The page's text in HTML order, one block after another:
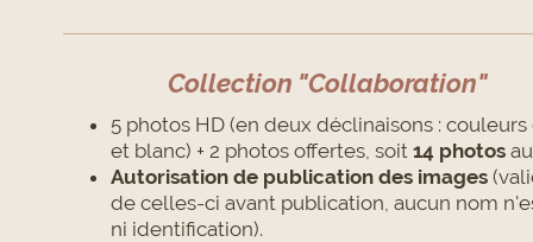
Collection "Collaboration"
5 photos HD (en deux déclinaisons : couleurs
et blanc) + 2 photos offertes, soit 14 photos
Autorisation de publication des images
de celles-ci avant publication, aucun nom
ni identification).